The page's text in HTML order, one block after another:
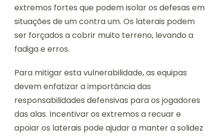
extremos fortes que podem isolar os defesas em
situações de um contra um. Os laterais podem
ser forçados a cobrir muito terreno, levando a
fadiga e erros.
Para mitigar esta vulnerabilidade, as equipas
devem enfatizar a importância das
responsabilidades defensivas para os jogadores
das alas. Incentivar os extremos a recuar e
apoiar os laterais pode ajudar a manter a solidez